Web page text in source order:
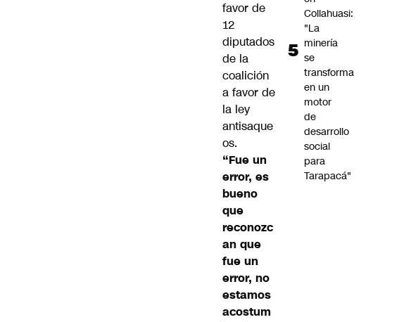
favor de
12
diputados
de la
coalición
a favor de
la ley
antisaque
os.
“Fue un
error, es
bueno
que
reconozc
an que
fue un
error, no
estamos
acostum
Collahuasi:
"La
minería
se
transforma
en un
motor
de
desarrollo
social
para
Tarapacá"